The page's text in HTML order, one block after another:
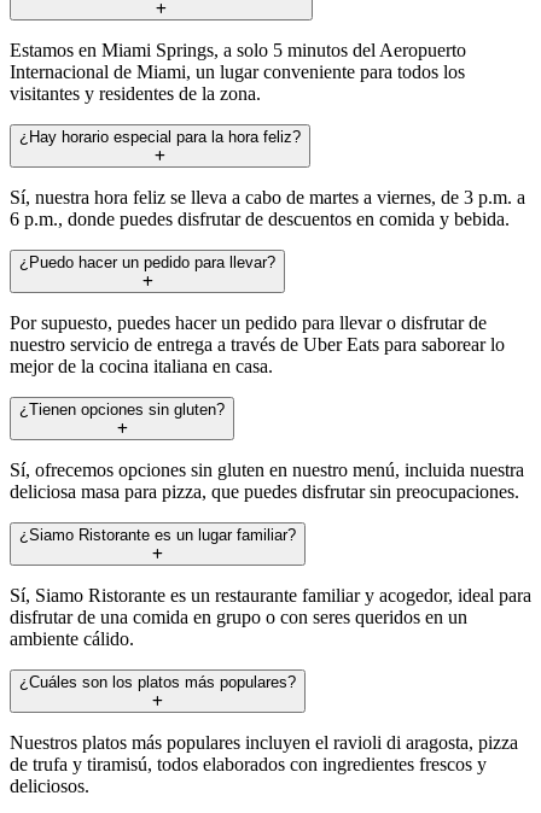
Estamos en Miami Springs, a solo 5 minutos del Aeropuerto
Internacional de Miami, un lugar conveniente para todos los
visitantes y residentes de la zona.
¿Hay horario especial para la hora feliz?
Sí, nuestra hora feliz se lleva a cabo de martes a viernes, de 3 p.m. a
6 p.m., donde puedes disfrutar de descuentos en comida y bebida.
¿Puedo hacer un pedido para llevar?
Por supuesto, puedes hacer un pedido para llevar o disfrutar de
nuestro servicio de entrega a través de Uber Eats para saborear lo
mejor de la cocina italiana en casa.
¿Tienen opciones sin gluten?
Sí, ofrecemos opciones sin gluten en nuestro menú, incluida nuestra
deliciosa masa para pizza, que puedes disfrutar sin preocupaciones.
¿Siamo Ristorante es un lugar familiar?
Sí, Siamo Ristorante es un restaurante familiar y acogedor, ideal para
disfrutar de una comida en grupo o con seres queridos en un
ambiente cálido.
¿Cuáles son los platos más populares?
Nuestros platos más populares incluyen el ravioli di aragosta, pizza
de trufa y tiramisú, todos elaborados con ingredientes frescos y
deliciosos.